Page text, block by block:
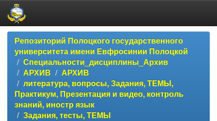
Skip
navigationРепозиторий Полоцкого государственного
университета имени Евфросинии Полоцкой
Специальности_дисциплины_Архив
АРХИВ
АРХИВ
литература, вопросы, Задания, ТЕМЫ,
Практикум, Презентация и видео, контроль
знаний, иностр язык
Задания, тесты, ТЕМЫ